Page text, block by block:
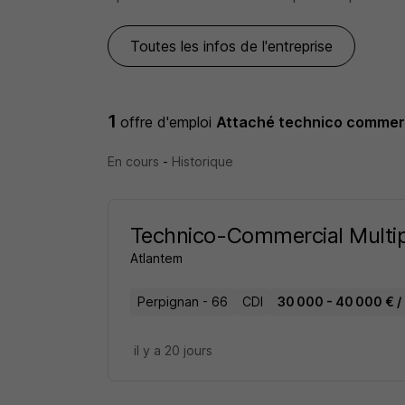
Toutes les infos de l'entreprise
1offre d'emploi Attaché technico
En cours - Historique
Technico-Commercial
Atlantem
Perpignan - 66 CDI 30 000 - 40 000 € /
il y a 20 jours